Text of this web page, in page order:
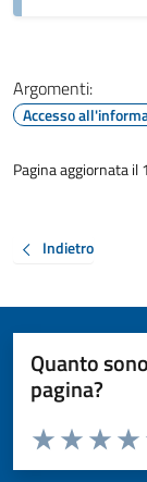
Argomenti:
Accesso
Pagina aggiornata
Indietro
Quanto
pagina?
Valuta da 1 a 5
Valuta
Valuta 2
Valuta 1 stelle